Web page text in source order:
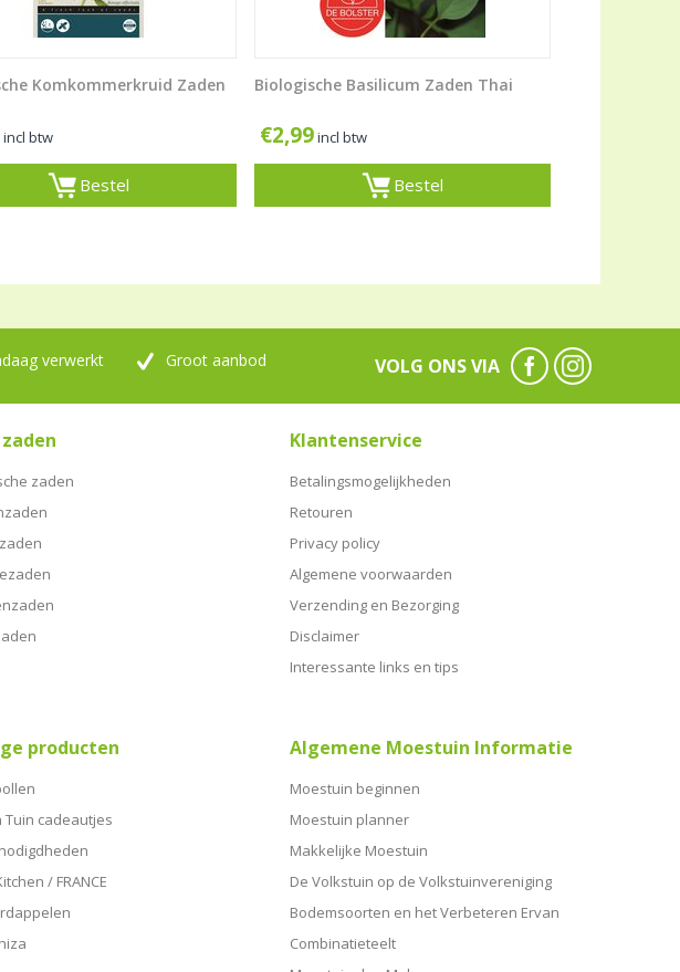
Komkommerkruid Zaden
incl btw
Bestel
Biologische Basilicum Zaden Thai
€2,99incl btw
Bestel
verwerkt Groot aanbod VOLG ONS VIA
zaden
Klantenservice
Betalingsmogelijkheden
Retouren
Privacy policy
Algemene voorwaarden
Verzending en Bezorging
Disclaimer
Interessante links en tips
producten
Tuin cadeautjes
/ FRANCE
Algemene Moestuin Informatie
Moestuin beginnen
Moestuin planner
Makkelijke Moestuin
De Volkstuin op de Volkstuinvereniging
Bodemsoorten en het Verbeteren Ervan
Combinatieteelt